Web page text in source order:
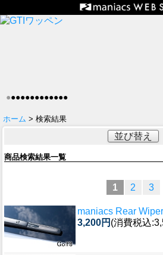
●●●●●●●●●●●●●
ホーム > 検索結果
並び替え
商品検索結果一覧
1 2 3
maniacs Rear
3,200円 (消費税込